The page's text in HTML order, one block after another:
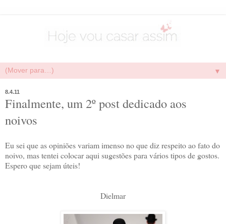
▼
8.4.11
Finalmente, um 2º post dedicado aos
noivos
Eu sei que as opiniões variam imenso no que diz respeito ao fato do
noivo, mas tentei colocar aqui sugestões para vários tipos de gostos.
Espero que sejam úteis!
Dielmar